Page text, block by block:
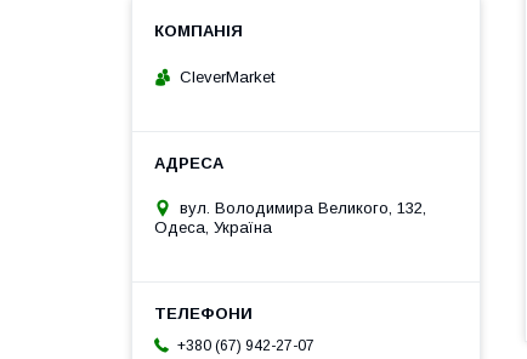
CleverMarket
вул. Володимира Великого, 132,
Одеса, Україна
+380 (67) 942-27-07